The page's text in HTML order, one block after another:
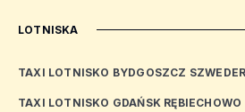
LOTNISKA
TAXI LOTNISKO BYDGOSZCZ
TAXI LOTNISKO GDAŃSK RĘBIECHOWO